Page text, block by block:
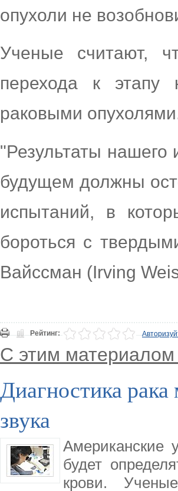
опухоли не
Ученые считают,
перехода к этапу
раковыми
"Результаты
будущем должны
испытаний, в
бороться с
Вайссман (Irving
Рейтинг:
С этим
Диагностика
звука
Американские
будет
крови.